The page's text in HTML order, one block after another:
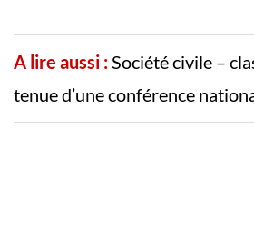
A lire aussi : Société civile –
tenue d’une conférence